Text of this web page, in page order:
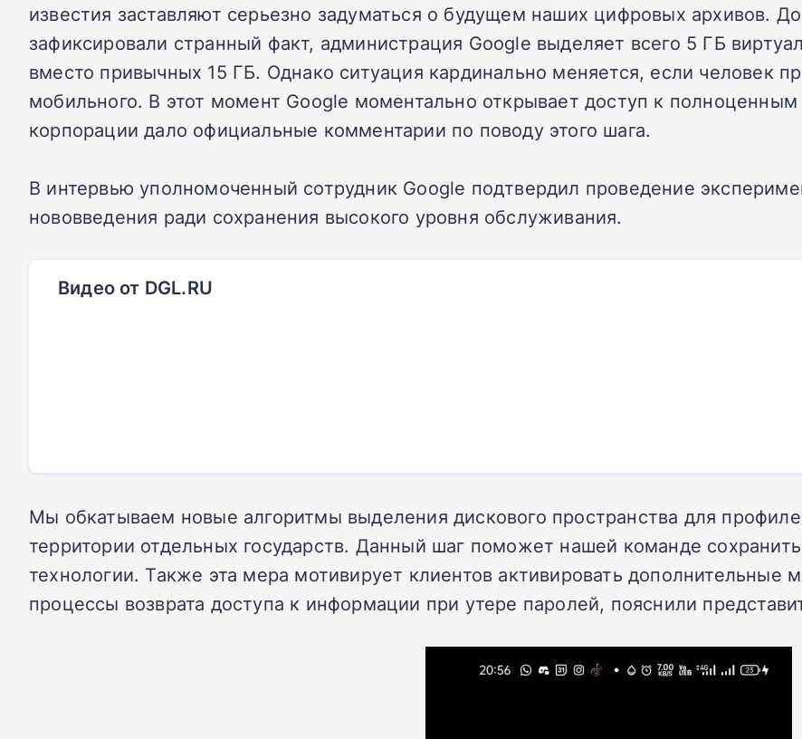
известия заставляют серьезно задуматься о будущем наших цифровых архивов.
зафиксировали странный факт, администрация Google выделяет всего 5 ГБ
вместо привычных 15 ГБ. Однако ситуация кардинально меняется, если человек
мобильного. В этот момент Google моментально открывает доступ к полноценным
корпорации дало официальные комментарии по поводу этого шага.
В интервью уполномоченный сотрудник Google подтвердил проведение
нововведения ради сохранения высокого уровня обслуживания.
Видео от DGL.RU
Мы обкатываем новые алгоритмы выделения дискового пространства для
территории отдельных государств. Данный шаг поможет нашей команде
технологии. Также эта мера мотивирует клиентов активировать
процессы возврата доступа к информации при утере паролей, пояснили